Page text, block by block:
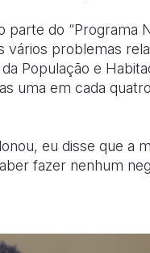
do “Programa
vários problemas
População e
uma em cada
eu disse que a
fazer nenhum